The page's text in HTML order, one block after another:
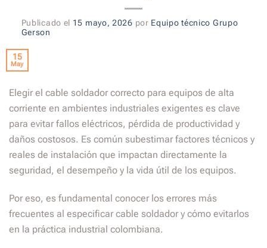
Publicado el 15 mayo, 2026 por Equipo técnico Grupo
Gerson
15
May
Elegir el cable soldador correcto para equipos de alta
corriente en ambientes industriales exigentes es clave
para evitar fallos eléctricos, pérdida de productividad y
daños costosos. Es común subestimar factores técnicos y
reales de instalación que impactan directamente la
seguridad, el desempeño y la vida útil de los equipos.
Por eso, es fundamental conocer los errores más
frecuentes al especificar cable soldador y cómo evitarlos
en la práctica industrial colombiana.